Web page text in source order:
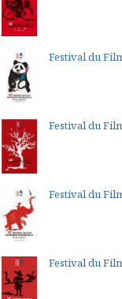
Festival du
Festival du
Festival du
Festival du